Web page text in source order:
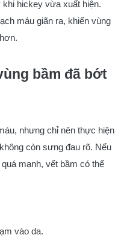
hickey vừa xuất hiện.
máu giãn ra, khiến vùng
bầm đã bớt
nhưng chỉ nên thực hiện
còn sưng đau rõ. Nếu
mạnh, vết bầm có thể
vào da.